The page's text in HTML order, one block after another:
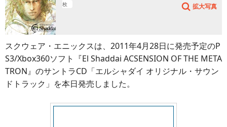
枚
拡大写真
スクウェア・エニックスは、2011年4月28日に発売予定のP
S3/Xbox360ソフト『El Shaddai ACSENSION OF THE META
TRON』のサントラCD「エルシャダイ オリジナル・サウン
ドトラック」を本日発売しました。